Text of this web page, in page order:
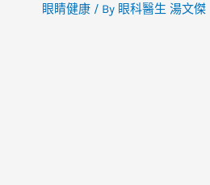
眼睛健康/ By 眼科醫生 湯文傑